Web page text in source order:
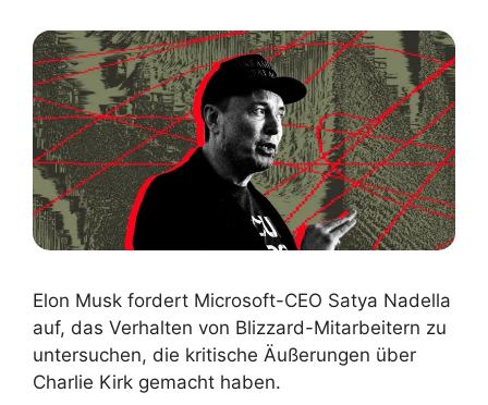
Elon Musk fordert Microsoft-CEO Satya Nadella
auf, das Verhalten von Blizzard-Mitarbeitern zu
untersuchen, die kritische Äußerungen über
Charlie Kirk gemacht haben.